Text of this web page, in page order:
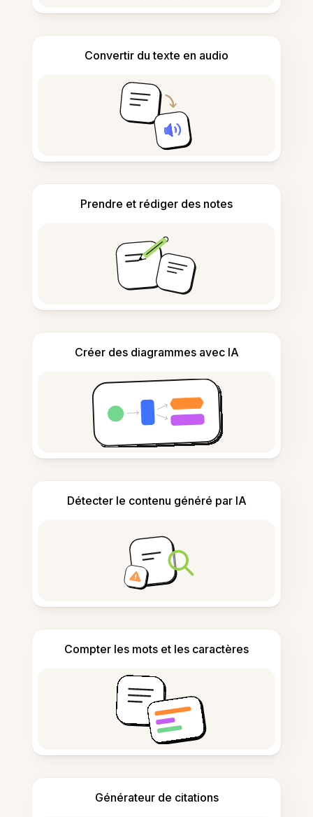
Convertir du texte en audio
Prendre et rédiger des notes
Créer des diagrammes avec IA
Détecter le contenu généré par IA
Compter les mots et les caractères
Générateur de citations